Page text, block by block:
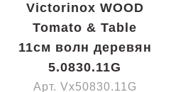
Victorinox WOOD
Tomato & Table
11см волн деревян
5.0830.11G
Арт. Vx50830.11G